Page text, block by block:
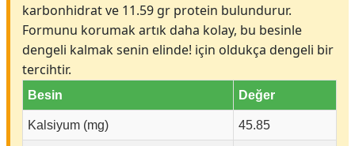
karbonhidrat ve 11.59 gr protein bulundurur.
Formunu korumak artık daha kolay, bu besinle
dengeli kalmak senin elinde! için oldukça dengeli bir
tercihtir.
Besin Değer
Kalsiyum (mg) 45.85